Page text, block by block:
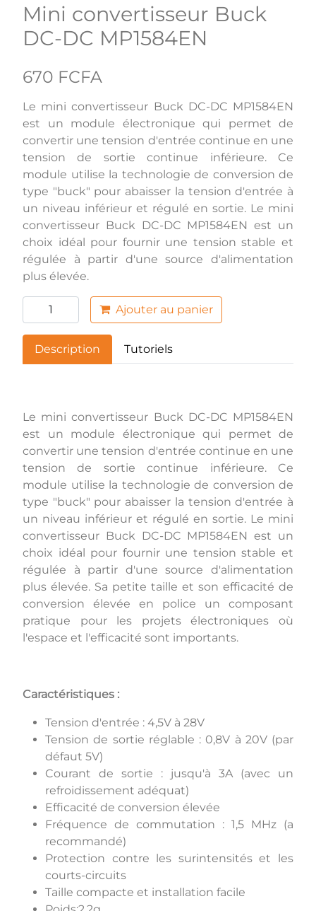
Mini convertisseur Buck
DC-DC MP1584EN
670 FCFA
Le mini convertisseur Buck DC-DC MP1584EN
est un module électronique qui permet de
convertir une tension d'entrée continue en une
tension de sortie continue inférieure. Ce
module utilise la technologie de conversion de
type "buck" pour abaisser la tension d'entrée à
un niveau inférieur et régulé en sortie. Le mini
convertisseur Buck DC-DC MP1584EN est un
choix idéal pour fournir une tension stable et
régulée à partir d'une source d'alimentation
plus élevée.
Ajouter au panier
Description Tutoriels
Le mini convertisseur Buck DC-DC MP1584EN
est un module électronique qui permet de
convertir une tension d'entrée continue en une
tension de sortie continue inférieure. Ce
module utilise la technologie de conversion de
type "buck" pour abaisser la tension d'entrée à
un niveau inférieur et régulé en sortie. Le mini
convertisseur Buck DC-DC MP1584EN est un
choix idéal pour fournir une tension stable et
régulée à partir d'une source d'alimentation
plus élevée. Sa petite taille et son efficacité de
conversion élevée en police un composant
pratique pour les projets électroniques où
l'espace et l'efficacité sont importants.
Caractéristiques :
Tension d'entrée : 4,5V à 28V
Tension de sortie réglable : 0,8V à 20V (par
défaut 5V)
Courant de sortie : jusqu'à 3A (avec un
refroidissement adéquat)
Efficacité de conversion élevée
Fréquence de commutation : 1,5 MHz (a
recommandé)
Protection contre les surintensités et les
courts-circuits
Taille compacte et installation facile